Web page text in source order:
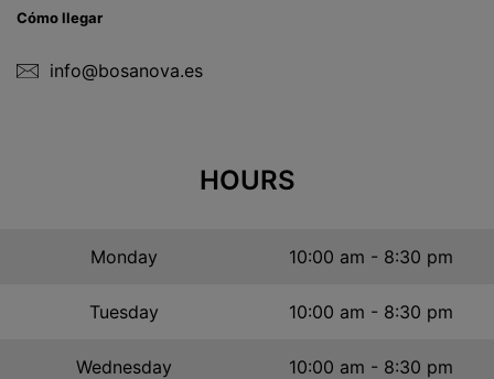
Cómo llegar
info@bosanova.es
HOURS
Monday 10:00 am - 8:30 pm
Tuesday 10:00 am - 8:30 pm
Wednesday 10:00 am - 8:30 pm